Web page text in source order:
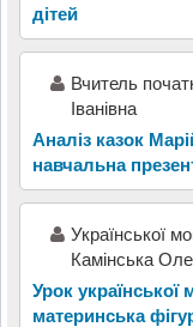
дітей
Вчитель
Іванівна
Аналіз казок
навчальна
Української
Камінська
Урок української
материнська